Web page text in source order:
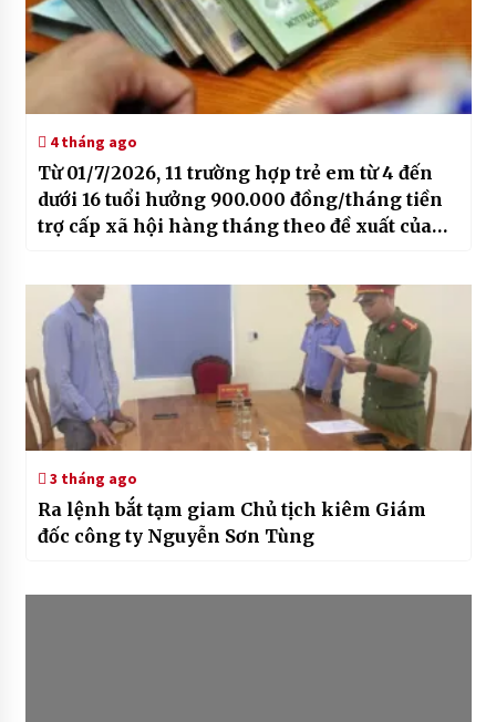
4 tháng ago
Từ 01/7/2026, 11 trường hợp trẻ em từ 4 đến
dưới 16 tuổi hưởng 900.000 đồng/tháng tiền
trợ cấp xã hội hàng tháng theo đề xuất của
3 tháng ago
Ra lệnh bắt tạm giam Chủ tịch kiêm Giám
đốc công ty Nguyễn Sơn Tùng